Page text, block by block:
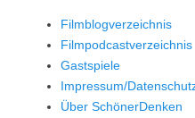
Filmblogverzeichnis
Filmpodcastverzeichnis
Gastspiele
Impressum/
Über SchönerDenken